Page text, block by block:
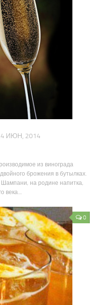
ИЮН, 2014
из винограда
брожения в бутылках.
на родине напитка,
0